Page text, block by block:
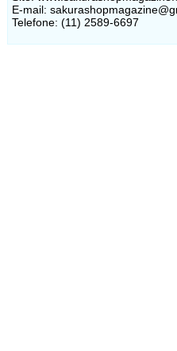
E-mail:
Telefone: (11) 2589-6697